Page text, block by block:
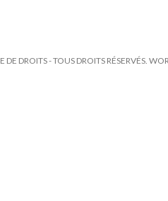
DE DROITS - TOUS DROITS RÉSERVÉS.